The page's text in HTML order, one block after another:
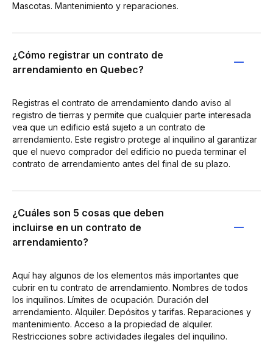
Mascotas. Mantenimiento y reparaciones.
¿Cómo registrar un contrato de
arrendamiento en Quebec?
Registras el contrato de arrendamiento dando aviso al
registro de tierras y permite que cualquier parte interesada
vea que un edificio está sujeto a un contrato de
arrendamiento. Este registro protege al inquilino al garantizar
que el nuevo comprador del edificio no pueda terminar el
contrato de arrendamiento antes del final de su plazo.
¿Cuáles son 5 cosas que deben
incluirse en un contrato de
arrendamiento?
Aquí hay algunos de los elementos más importantes que
cubrir en tu contrato de arrendamiento. Nombres de todos
los inquilinos. Límites de ocupación. Duración del
arrendamiento. Alquiler. Depósitos y tarifas. Reparaciones y
mantenimiento. Acceso a la propiedad de alquiler.
Restricciones sobre actividades ilegales del inquilino.